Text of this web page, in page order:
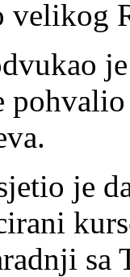
velikog
je
sa